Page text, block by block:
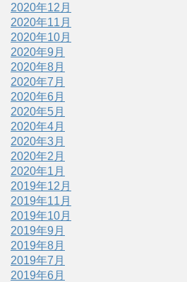
2020年12月
2020年11月
2020年10月
2020年9月
2020年8月
2020年7月
2020年6月
2020年5月
2020年4月
2020年3月
2020年2月
2020年1月
2019年12月
2019年11月
2019年10月
2019年9月
2019年8月
2019年7月
2019年6月